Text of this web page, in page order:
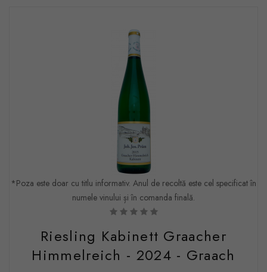
*Poza este doar cu titlu informativ. Anul de recoltă este cel specificat în
numele vinului și în comanda finală.
Riesling Kabinett Graacher
Himmelreich - 2024 - Graach